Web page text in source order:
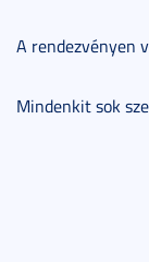
A rendezvényen
Mindenkit sok